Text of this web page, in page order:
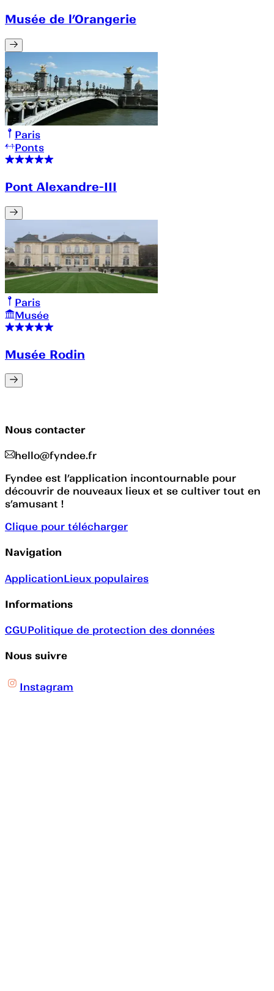
Musée de l’Orangerie
Paris
Ponts
Pont Alexandre-III
Paris
Musée
Musée Rodin
Nous contacter
hello@fyndee.fr
Fyndee est l’application incontournable pour
découvrir de nouveaux lieux et se cultiver tout en
s’amusant !
Clique pour télécharger
Navigation
ApplicationLieux populaires
Informations
CGUPolitique de protection des données
Nous suivre
Instagram